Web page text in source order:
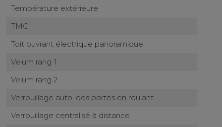
Température extérieure
TMC
Toit ouvrant électrique panoramique
Velum rang 1
Velum rang 2
Verrouillage auto. des portes en roulant
Verrouillage centralisé à distance